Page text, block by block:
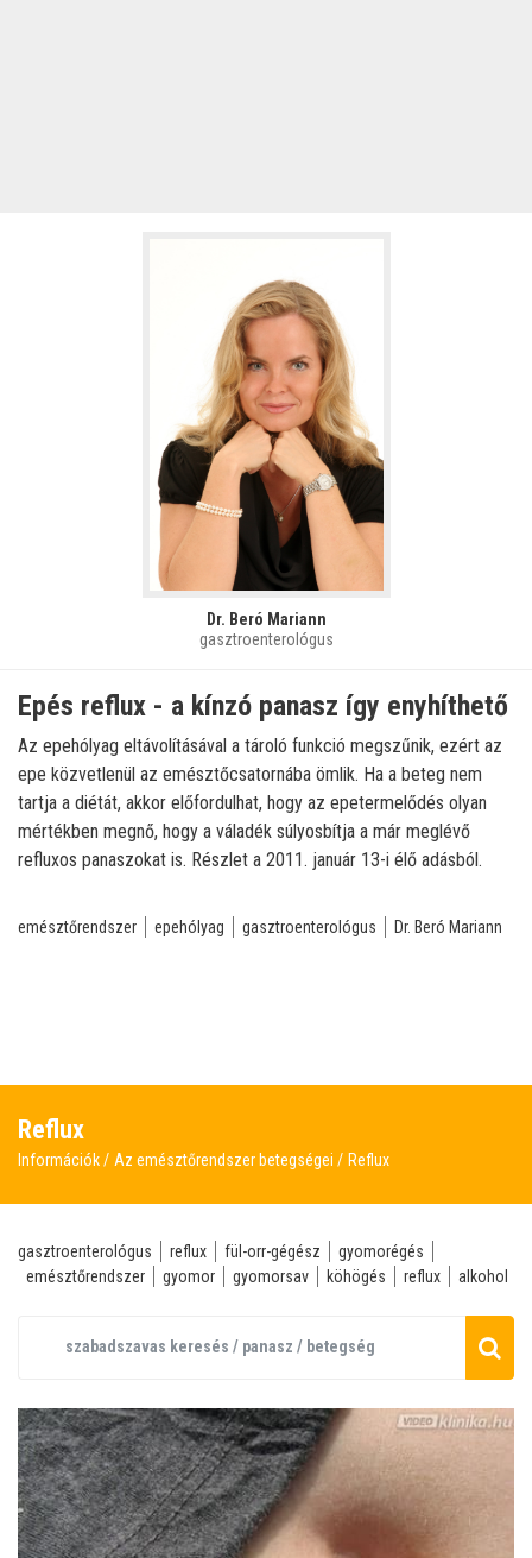
Dr. Beró Mariann
gasztroenterológus
Epés reflux - a kínzó panasz így enyhíthető
Az epehólyag eltávolításával a tároló funkció megszűnik, ezért az
epe közvetlenül az emésztőcsatornába ömlik. Ha a beteg nem
tartja a diétát, akkor előfordulhat, hogy az epetermelődés olyan
mértékben megnő, hogy a váladék súlyosbítja a már meglévő
refluxos panaszokat is. Részlet a 2011. január 13-i élő adásból.
emésztőrendszer epehólyag gasztroenterológus Dr. Beró Mariann
Reflux
Információk Az emésztőrendszer betegségei Reflux
gasztroenterológus reflux fül-orr-gégész
gyomorégés
emésztőrendszer
gyomor gyomorsav köhögés reflux alkohol